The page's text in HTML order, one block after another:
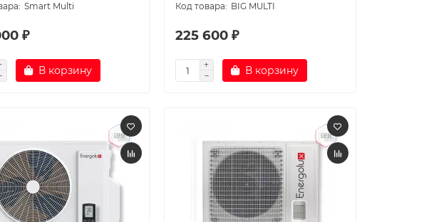
Smart Multi
₽
В корзину
BIG MULTI
225 600 ₽
В корзину